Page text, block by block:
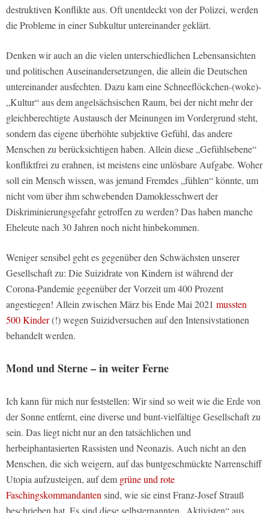
destruktiven Konflikte aus. Oft unentdeckt von der Polizei, werden
die Probleme in einer Subkultur untereinander geklärt.
Denken wir auch an die vielen unterschiedlichen Lebensansichten
und politischen Auseinandersetzungen, die allein die Deutschen
untereinander ausfechten. Dazu kam eine Schneeflöckchen-(woke)-
„Kultur“ aus dem angelsächsischen Raum, bei der nicht mehr der
gleichberechtigte Austausch der Meinungen im Vordergrund steht,
sondern das eigene überhöhte subjektive Gefühl, das andere
Menschen zu berücksichtigen haben. Allein diese „Gefühlsebene“
konfliktfrei zu erahnen, ist meistens eine unlösbare Aufgabe. Woher
soll ein Mensch wissen, was jemand Fremdes „fühlen“ könnte, um
nicht vom über ihm schwebenden Damoklesschwert der
Diskriminierungsgefahr getroffen zu werden? Das haben manche
Eheleute nach 30 Jahren noch nicht hinbekommen.
Weniger sensibel geht es gegenüber den Schwächsten unserer
Gesellschaft zu: Die Suizidrate von Kindern ist während der
Corona-Pandemie gegenüber der Vorzeit um 400 Prozent
angestiegen! Allein zwischen März bis Ende Mai 2021 mussten
500 Kinder(!) wegen Suizidversuchen auf den Intensivstationen
behandelt werden.
Mond und Sterne – in weiter Ferne
Ich kann für mich nur feststellen: Wir sind so weit wie die Erde von
der Sonne entfernt, eine diverse und bunt-vielfältige Gesellschaft zu
sein. Das liegt nicht nur an den tatsächlichen und
herbeiphantasierten Rassisten und Neonazis. Auch nicht an den
Menschen, die sich weigern, auf das buntgeschmückte Narrenschiff
Utopia aufzusteigen, auf dem grüne und rote
Faschingskommandanten sind, wie sie einst Franz-Josef Strauß
beschrieben hat. Es sind diese selbsternannten „Aktivisten“ aus